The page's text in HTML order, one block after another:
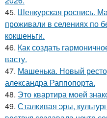
45. Шенкурская роспись.
проживали в селениях по
кокшеньги.
46. Как создать
васту.
47. Машенька. Новый
александра Раппопорта.
48. Это квартира моей
49. Сталкивая эры,